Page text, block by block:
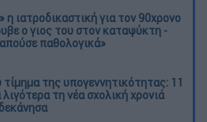
η ιατροδικαστική για τον 90χρονο
ο γιος του στον καταψύκτη -
παθολογικά»
της υπογεννητικότητας: 11
λιγότερα τη νέα σχολική χρονιά